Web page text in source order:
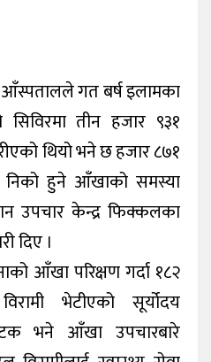
गत बर्ष इलामका
सिविरमा तीन हजार ९३१
थियो भने छ हजार ८७१
निको हुने आँखाको समस्या
उपचार केन्द्र फिक्कलका
दिए ।
आँखा परिक्षण गर्दा १८२
भेटीएको सूर्योदय
भने आँखा उपचारबारे